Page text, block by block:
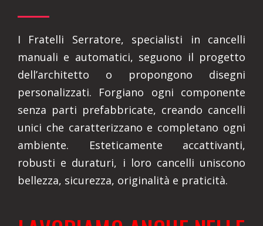
I Fratelli Serratore, specialisti in cancelli
manuali e automatici, seguono il progetto
dell’architetto o propongono disegni
personalizzati. Forgiano ogni componente
senza parti prefabbricate, creando cancelli
unici che caratterizzano e completano ogni
ambiente. Esteticamente accattivanti,
robusti e duraturi, i loro cancelli uniscono
bellezza, sicurezza, originalità e praticità.